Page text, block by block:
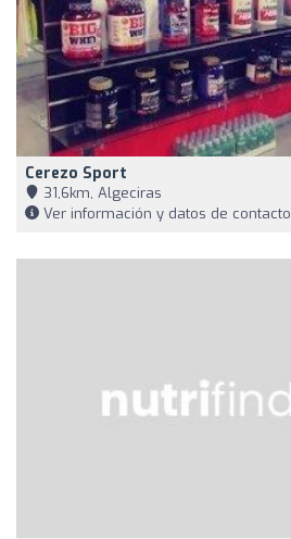
Cerezo Sport
31,6km, Algeciras
Ver información y datos de contacto